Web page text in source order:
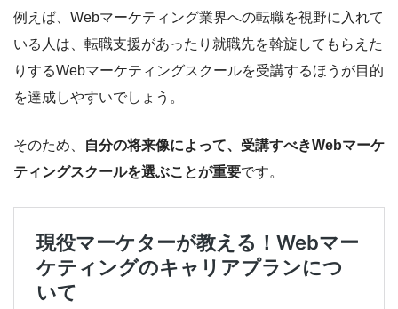
例えば、Webマーケティング業界への転職を視野に入れて
いる人は、転職支援があったり就職先を斡旋してもらえた
りするWebマーケティングスクールを受講するほうが目的
を達成しやすいでしょう。
そのため、
自分の将来像によって、受講すべきWebマーケ
ティングスクールを選ぶことが重要です。